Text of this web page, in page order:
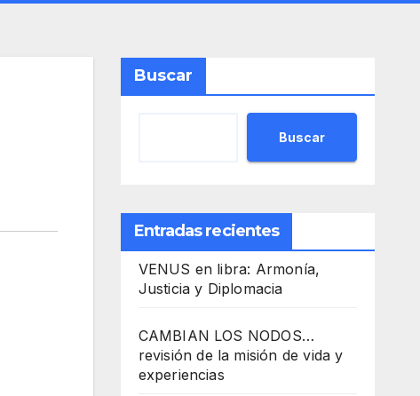
Buscar
Buscar
Entradas recientes
VENUS en libra: Armonía,
Justicia y Diplomacia
CAMBIAN LOS NODOS…
revisión de la misión de vida y
experiencias